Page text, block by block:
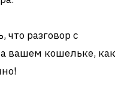
что разговор с
вашем кошельке, как